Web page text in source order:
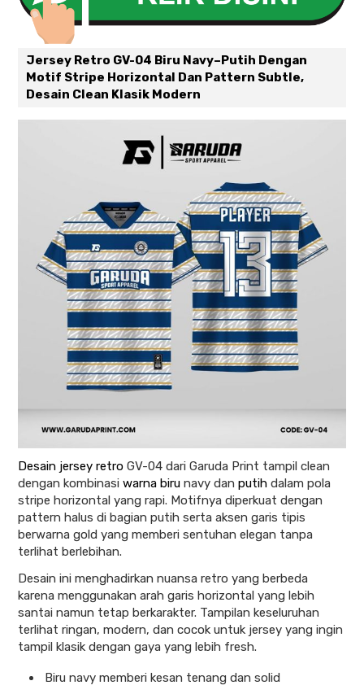
Jersey Retro GV-04 Biru Navy–Putih Dengan
Motif Stripe Horizontal Dan Pattern Subtle,
Desain Clean Klasik Modern
Desain jersey retro GV-04 dari Garuda Print tampil clean
dengan kombinasi warna biru navy dan putih dalam pola
stripe horizontal yang rapi. Motifnya diperkuat dengan
pattern halus di bagian putih serta aksen garis tipis
berwarna gold yang memberi sentuhan elegan tanpa
terlihat berlebihan.
Desain ini menghadirkan nuansa retro yang berbeda
karena menggunakan arah garis horizontal yang lebih
santai namun tetap berkarakter. Tampilan keseluruhan
terlihat ringan, modern, dan cocok untuk jersey yang ingin
tampil klasik dengan gaya yang lebih fresh.
Biru navy memberi kesan tenang dan solid